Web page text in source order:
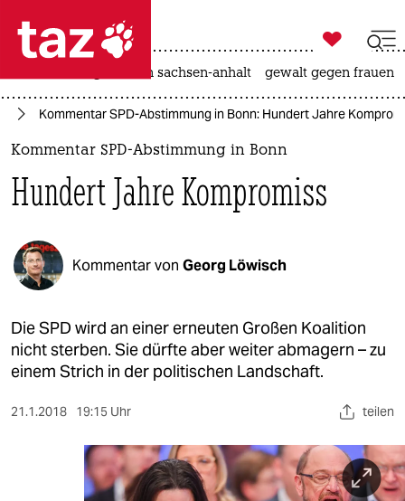
 taz zahl ich
taz zahl ich
politik
öko
gesellschaft
kultur
sport
berlin
wahrheit

taz zahl ich
landtagswahl in sachsen-anhalt gewalt gegen frauen
Kommentar SPD-Abstimmung in Bonn: Hundert Jahre
Kommentar SPD-Abstimmung in Bonn
Hundert Jahre Kompromiss
Kommentar von Georg Löwisch
Die SPD wird an einer erneuten Großen Koalition
nicht sterben. Sie dürfte aber weiter abmagern – zu
einem Strich in der politischen Landschaft.
21.1.2018 19:15 Uhr teilen